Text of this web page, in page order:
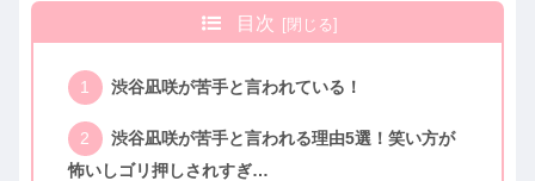
目次
渋谷凪咲が苦手と言われている！
渋谷凪咲が苦手と言われる理由5選！笑い方が
怖いしゴリ押しされすぎ…